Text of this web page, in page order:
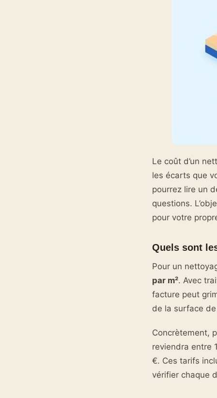
Le coût d’un
les écarts que
pourrez lire un
questions.
pour votre
Quels sont
Pour un
par m². Avec
facture peut
de la surface
Concrètement,
reviendra entre
€. Ces tarifs
vérifier chaque